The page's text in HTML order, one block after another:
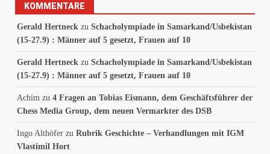
KOMMENTARE
Gerald Hertneck zu Schacholympiade in Samarkand/Usbekistan
(15-27.9) : Männer auf 5 gesetzt, Frauen auf 10
Gerald Hertneck zu Schacholympiade in Samarkand/Usbekistan
(15-27.9) : Männer auf 5 gesetzt, Frauen auf 10
Achim zu 4 Fragen an Tobias Eismann, dem Geschäftsführer der
Chess Media Group, dem neuen Vermarkter des DSB
Ingo Althöfer zu Rubrik Geschichte – Verhandlungen mit IGM
Vlastimil Hort